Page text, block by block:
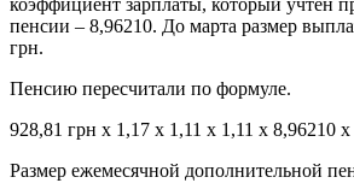
пенсии – 8,96210. До марта размер
грн.
Пенсию пересчитали по формуле.
928,81 грн х 1,17 х 1,11 х 1,11 х 8,96210
Размер ежемесячной дополнительной